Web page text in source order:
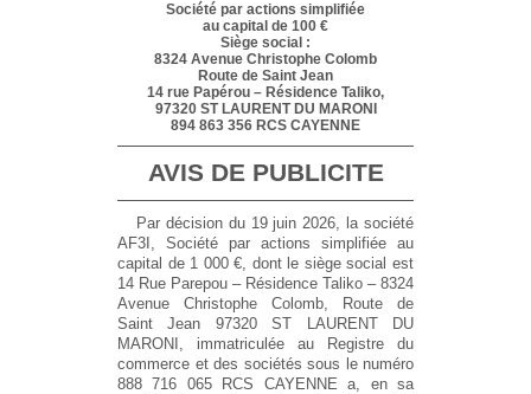
Société par actions simplifiée
au capital de 100 €
Siège social :
8324 Avenue Christophe Colomb
Route de Saint Jean
14 rue Papérou – Résidence Taliko,
97320 ST LAURENT DU MARONI
894 863 356 RCS CAYENNE
AVIS DE PUBLICITE
Par décision du 19 juin 2026, la société
AF3I, Société par actions simplifiée au
capital de 1 000 €, dont le siège social est
14 Rue Parepou – Résidence Taliko – 8324
Avenue Christophe Colomb, Route de
Saint Jean 97320 ST LAURENT DU
MARONI, immatriculée au Registre du
commerce et des sociétés sous le numéro
888 716 065 RCS CAYENNE a, en sa